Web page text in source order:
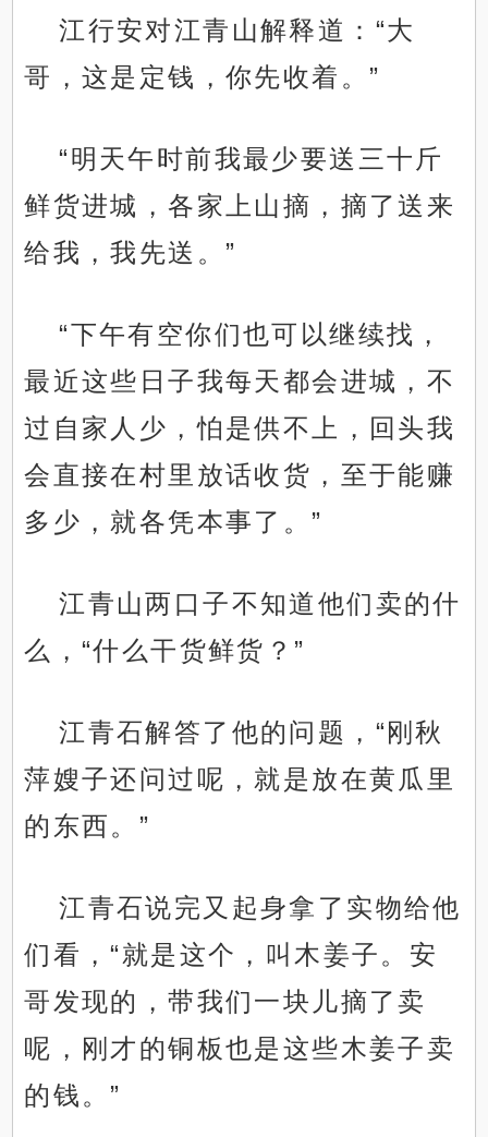
江行安对江青山解释道：“大
哥，这是定钱，你先收着。”
“明天午时前我最少要送三十斤
鲜货进城，各家上山摘，摘了送来
给我，我先送。”
“下午有空你们也可以继续找，
最近这些日子我每天都会进城，不
过自家人少，怕是供不上，回头我
会直接在村里放话收货，至于能赚
多少，就各凭本事了。”
江青山两口子不知道他们卖的什
么，“什么干货鲜货？”
江青石解答了他的问题，“刚秋
萍嫂子还问过呢，就是放在黄瓜里
的东西。”
江青石说完又起身拿了实物给他
们看，“就是这个，叫木姜子。安
哥发现的，带我们一块儿摘了卖
呢，刚才的铜板也是这些木姜子卖
的钱。”